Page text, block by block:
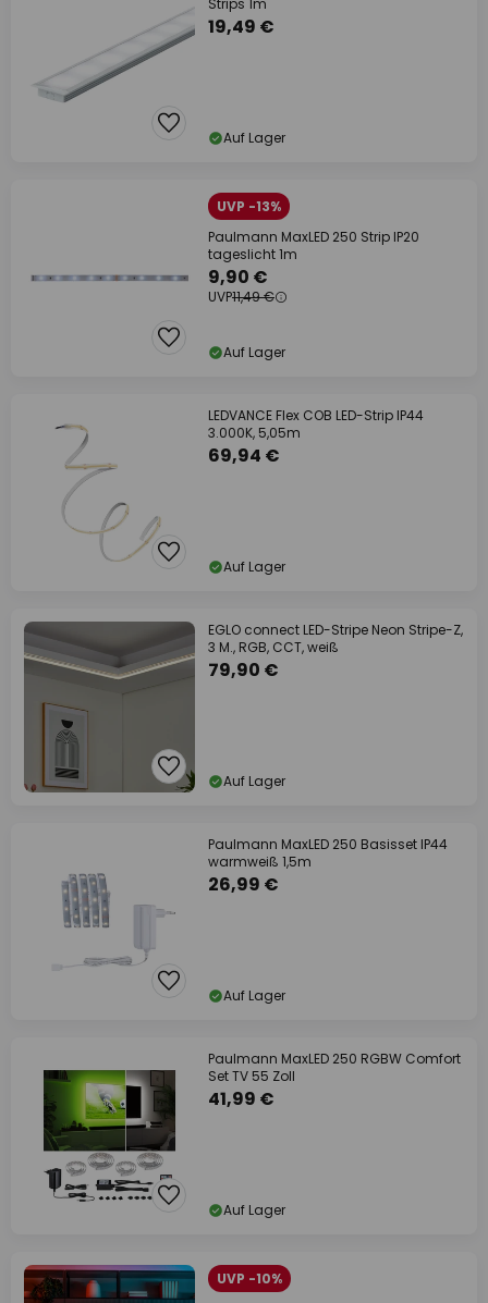
19,49 €
Auf Lager
UVP -13%
Paulmann MaxLED 250 Strip IP20
tageslicht 1m
9,90 €
UVP11,49 €
Auf Lager
LEDVANCE Flex COB LED-Strip IP44
3.000K, 5,05m
69,94 €
Auf Lager
EGLO connect LED-Stripe Neon Stripe-Z,
3 M., RGB, CCT, weiß
79,90 €
Auf Lager
Paulmann MaxLED 250 Basisset IP44
warmweiß 1,5m
26,99 €
Auf Lager
Paulmann MaxLED 250 RGBW Comfort
Set TV 55 Zoll
41,99 €
Auf Lager
UVP -10%